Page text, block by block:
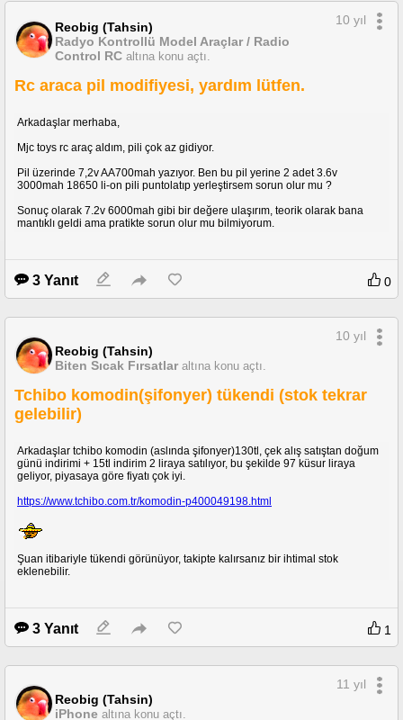
önce aşağıdaki 2x 18650 3000 mah yüksek drenajlı pilleri sipariş ettim ve
yanınada seri bağlantu kutusu aldım. Bakalım nasıl olacak.
http://tr.aliexpress.com/item/Free-Shipping-1Pcs-Black-Plastic-2x18650-
spm=2114.13010208.99999999.268.4a6rO8
3000mAh-battery-18650HG2-3-6V-discharge-20A-dedicated-
Reobig (Tahsin)
Radyo Kontrollü Model Araçlar / Radio
Control RC altına konu açtı.
10 yıl
Rc araca pil modifiyesi, yardım lütfen.
Arkadaşlar merhaba,
Mjc toys rc araç aldım, pili çok az gidiyor.
Pil üzerinde 7,2v AA700mah yazıyor. Ben bu pil yerine 2 adet 3.6v
3000mah 18650 li-on pili puntolatıp yerleştirsem sorun olur mu ?
Sonuç olarak 7.2v 6000mah gibi bir değere ulaşırım, teorik olarak bana
mantıklı geldi ama pratikte sorun olur mu bilmiyorum.
3 Yanıt 0
Reobig (Tahsin)
Biten Sıcak Fırsatlar altına konu açtı.
10 yıl
Tchibo komodin(şifonyer) tükendi (stok tekrar
gelebilir)
Arkadaşlar tchibo komodin (aslında şifonyer)130tl, çek alış satıştan doğum
günü indirimi + 15tl indirim 2 liraya satılıyor, bu şekilde 97 küsur liraya
geliyor, piyasaya göre fiyatı çok iyi.
https://www.tchibo.com.tr/komodin-p400049198.html
Şuan itibariyle tükendi görünüyor, takipte kalırsanız bir ihtimal stok
eklenebilir.
3 Yanıt 1
Reobig (Tahsin)
iPhone altına konu açtı.
11 yıl